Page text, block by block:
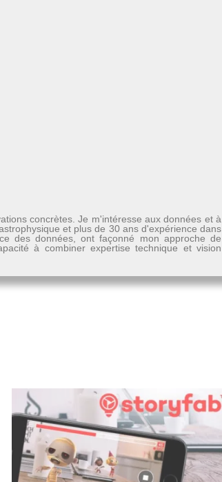
concrètes. Je m'intéresse aux données et à
et plus de 30 ans d'expérience dans
des données, ont façonné mon approche de
à combiner expertise technique et vision